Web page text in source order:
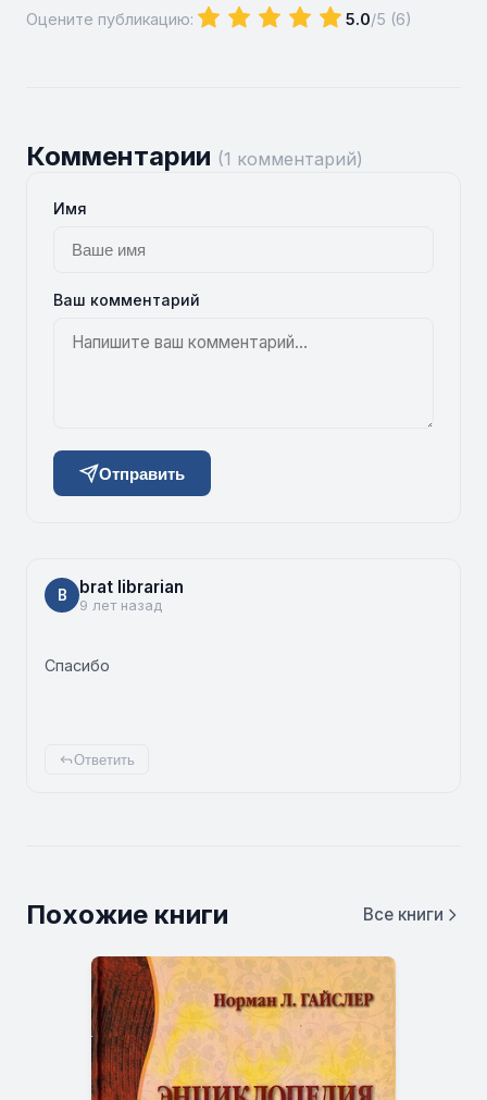
Оцените публикацию: 5.0/5 (6)
Комментарии (1 комментарий)
Имя
Ваш комментарий
Отправить
B brat librarian
9 лет назад
Спасибо
Ответить
Похожие книги Все книги